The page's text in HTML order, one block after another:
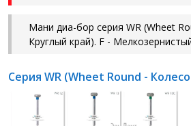
Мани диа-бор серия WR (Wheet
Круглый край). F -
Серия WR (Wheet Round -